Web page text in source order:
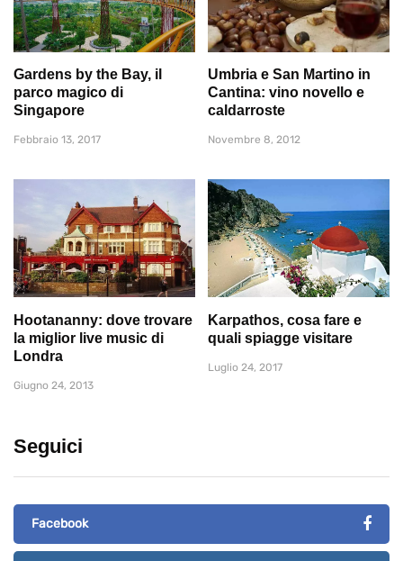
Gardens by the Bay, il
parco magico di
Singapore
Febbraio 13, 2017
Umbria e San Martino in
Cantina: vino novello e
caldarroste
Novembre 8, 2012
Hootananny: dove trovare
la miglior live music di
Londra
Giugno 24, 2013
Karpathos, cosa fare e
quali spiagge visitare
Luglio 24, 2017
Seguici
Facebook